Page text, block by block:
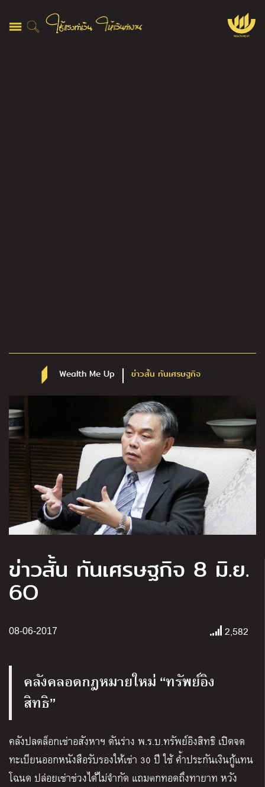
Wealth Me Up ข่าวสั้น ทันเศรษฐกิจ
ข่าวสั้น ทันเศรษฐกิจ 8 มิ.ย.
6O
08-06-2017 2,582
คลังคลอดกฎหมายใหม่ “ทรัพย์อิง
สิทธิ”
คลังปลดล็อกเช่าอสังหาฯ ดันร่าง พ.ร.บ.ทรัพย์อิงสิทธิ เปิดจด
ทะเบียนออกหนังสือรับรองให้เช่า 30 ปี ใช้ ค้ำประกันเงินกู้แทน
โฉนด ปล่อยเช่าช่วงได้ไม่จำกัด แถมตกทอดถึงทายาท หวัง